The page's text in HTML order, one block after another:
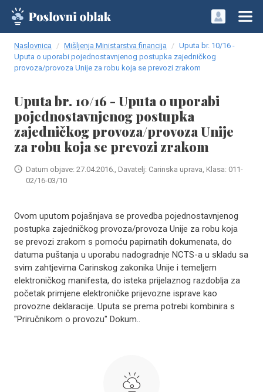
Naslovnica Mišljenja Ministarstva financija
Uputa br. 10/16 -
Uputa o uporabi pojednostavnjenog postupka zajedničkog
provoza/provoza Unije za robu koja se prevozi zrakom
Uputa br. 10/16 - Uputa o uporabi
pojednostavnjenog postupka
zajedničkog provoza/provoza Unije
za robu koja se prevozi zrakom
Datum objave: 27.04.2016., Davatelj: Carinska uprava, Klasa: 011-
02/16-03/10
Ovom uputom pojašnjava se provedba pojednostavnjenog
postupka zajedničkog provoza/provoza Unije za robu koja
se prevozi zrakom s pomoću papirnatih dokumenata, do
datuma puštanja u uporabu nadogradnje NCTS-a u skladu sa
svim zahtjevima Carinskog zakonika Unije i temeljem
elektroničkog manifesta, do isteka prijelaznog razdoblja za
početak primjene elektroničke prijevozne isprave kao
provozne deklaracije. Uputa se prema potrebi kombinira s
"Priručnikom o provozu" Dokum..